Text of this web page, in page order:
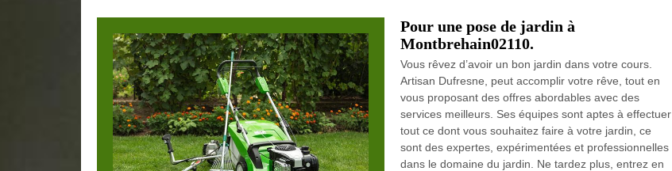
Pour une pose de jardin à
Montbrehain02110.
Vous rêvez d’avoir un bon jardin dans votre cours.
Artisan Dufresne, peut accomplir votre rêve, tout en
vous proposant des offres abordables avec des
services meilleurs. Ses équipes sont aptes à effectuer
tout ce dont vous souhaitez faire à votre jardin, ce
sont des expertes, expérimentées et professionnelles
dans le domaine du jardin. Ne tardez plus, entrez en